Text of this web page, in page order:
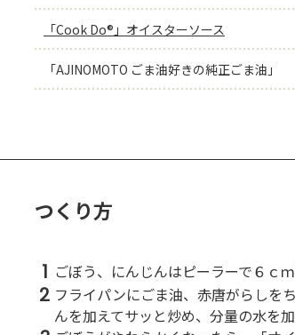
「Cook Do®」オイスターソース
「AJINOMOTO ごま油好きの純正ごま油」
つくり方
1 ごぼう、にんじんはピーラーで６ｃ
2 フライパンにごま油、赤唐がらしを
んを加えてサッと炒め、分量の水を